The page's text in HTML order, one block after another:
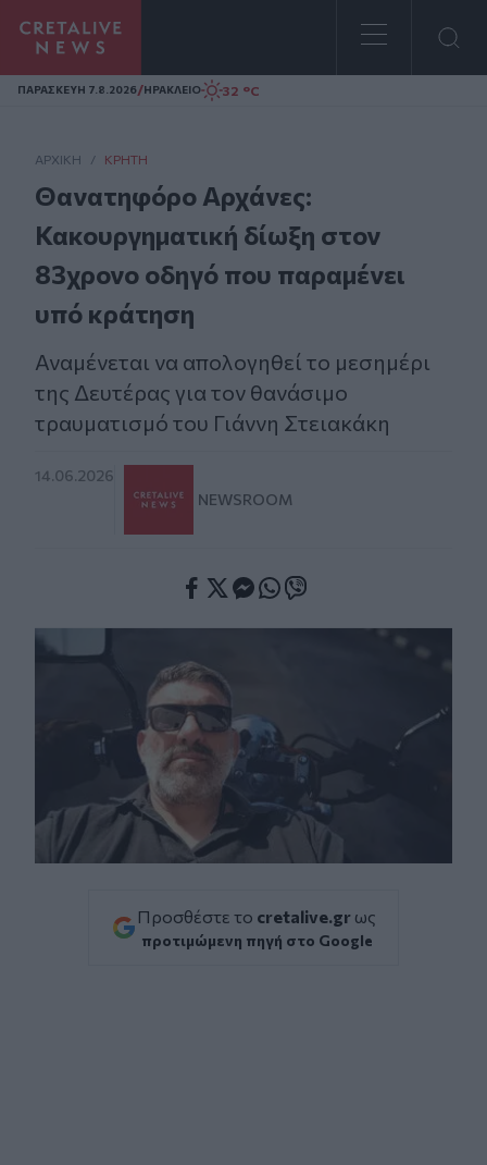
Homepage
ΠΑΡΑΣΚΕΥΗ 7.8.2026/ΗΡΑΚΛΕΙΟ 32 °C
ΑΡΧΙΚΗ / ΚΡΉΤΗ
Θανατηφόρο Αρχάνες:
Κακουργηματική δίωξη στον
83χρονο οδηγό που παραμένει
υπό κράτηση
Αναμένεται να απολογηθεί το μεσημέρι
της Δευτέρας για τον θανάσιμο
τραυματισμό του Γιάννη Στειακάκη
14.06.2026
NEWSROOM
Προσθέστε το cretalive.gr ως
προτιμώμενη πηγή στο Google